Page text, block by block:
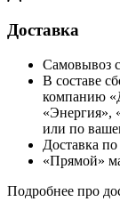
Доставка
Самовывоз
В составе
компанию
«Энергия»,
или по
Доставка
«Прямой»
Подробнее про